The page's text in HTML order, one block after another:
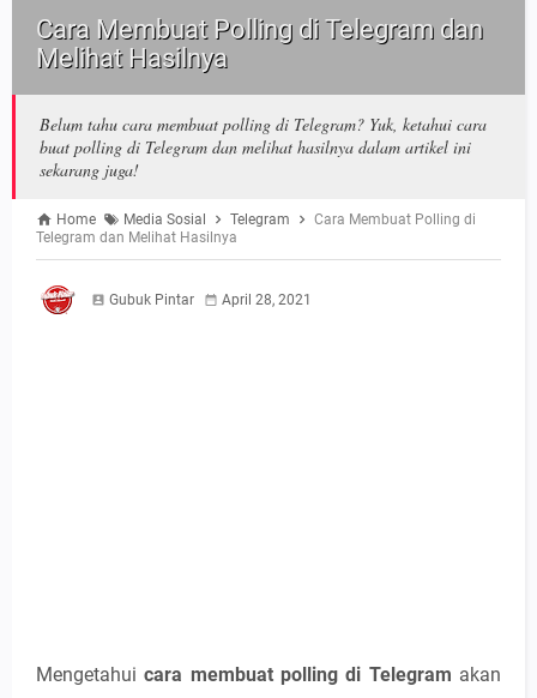
Cara Membuat Polling di Telegram dan
Melihat Hasilnya
Belum tahu cara membuat polling di Telegram? Yuk, ketahui cara
buat polling di Telegram dan melihat hasilnya dalam artikel ini
sekarang juga!
Home Media Sosial Telegram
Cara Membuat Polling di
Telegram dan Melihat Hasilnya
Gubuk Pintar April 28, 2021
Mengetahuicara membuat polling di Telegram akan